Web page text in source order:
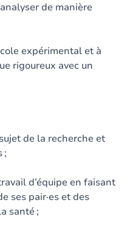
de manière
expérimental et à
rigoureux avec un
de la recherche et
;
d’équipe en faisant
ses pair·es et des
santé ;